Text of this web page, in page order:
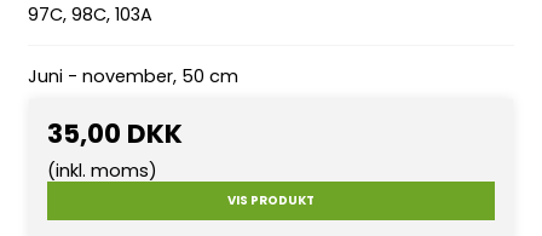
97C, 98C, 103A
Juni - november, 50 cm
35,00 DKK
(inkl. moms)
VIS PRODUKT